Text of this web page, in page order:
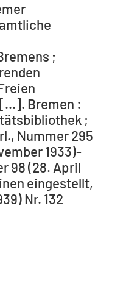
;
Bremen :
;
Nummer 295
1933)-
98 (28. April
eingestellt,
Nr. 132